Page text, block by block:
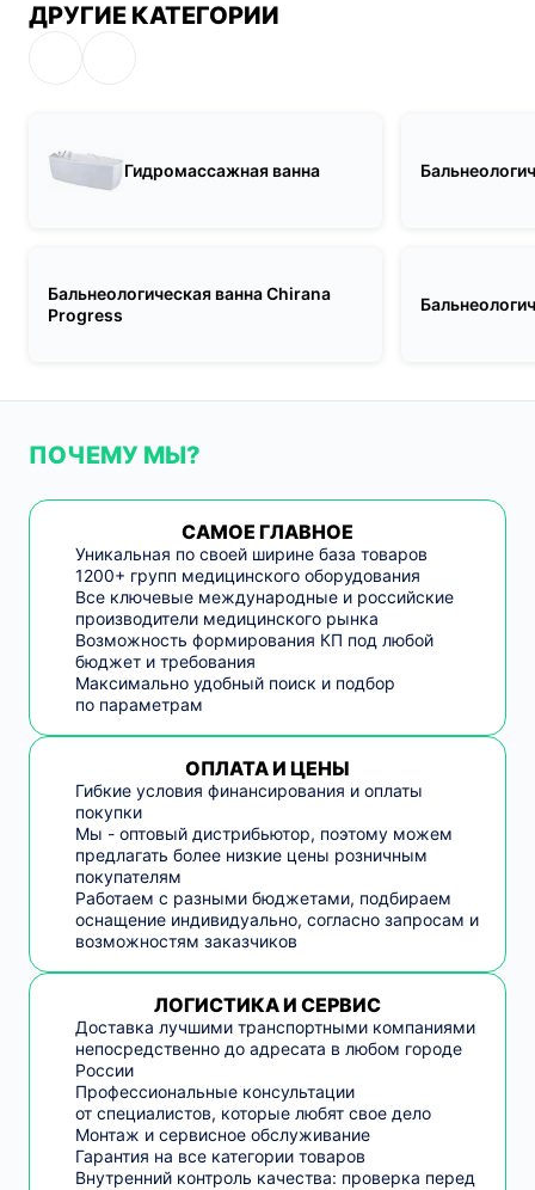
ДРУГИЕ КАТЕГОРИИ
Гидромассажная ванна
Бальнеологическая ванна Chirana
Progress
ПОЧЕМУ МЫ?
САМОЕ ГЛАВНОЕ
Уникальная по своей ширине база товаров
1200+ групп медицинского оборудования
Все ключевые международные и российские
производители медицинского рынка
Возможность формирования КП под любой
бюджет и требования
Максимально удобный поиск и подбор
по параметрам
ОПЛАТА И ЦЕНЫ
Гибкие условия финансирования и оплаты
покупки
Мы - оптовый дистрибьютор, поэтому можем
предлагать более низкие цены розничным
покупателям
Работаем с разными бюджетами, подбираем
оснащение индивидуально, согласно запросам и
возможностям заказчиков
ЛОГИСТИКА И СЕРВИС
Доставка лучшими транспортными компаниями
непосредственно до адресата в любом городе
России
Профессиональные консультации
от специалистов, которые любят свое дело
Монтаж и сервисное обслуживание
Гарантия на все категории товаров
Внутренний контроль качества: проверка перед